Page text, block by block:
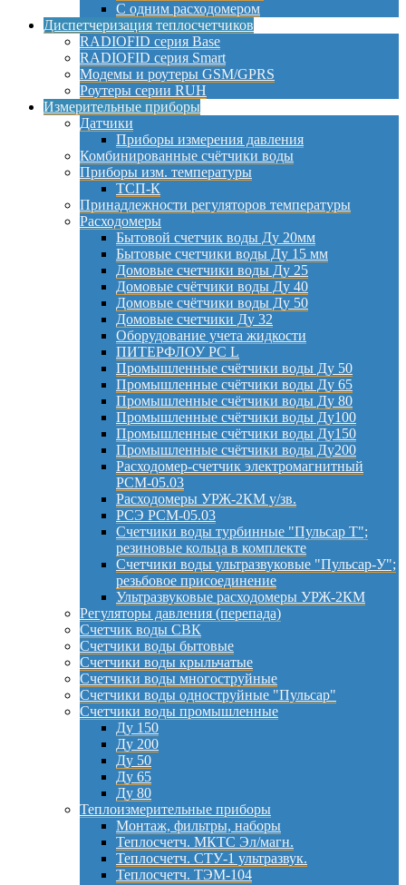
С одним расходомером
Диспетчеризация теплосчетчиков
RADIOFID серия Base
RADIOFID серия Smart
Модемы и роутеры GSM/GPRS
Роутеры серии RUH
Измерительные приборы
Датчики
Приборы измерения давления
Комбинированные счётчики воды
Приборы изм. температуры
ТСП-К
Принадлежности регуляторов температуры
Расходомеры
Бытовой счетчик воды Ду 20мм
Бытовые счетчики воды Ду 15 мм
Домовые счетчики воды Ду 25
Домовые счётчики воды Ду 40
Домовые счётчики воды Ду 50
Домовые счетчики Ду 32
Оборудование учета жидкости
ПИТЕРФЛОУ РС L
Промышленные счётчики воды Ду 50
Промышленные счётчики воды Ду 65
Промышленные счётчики воды Ду 80
Промышленные счётчики воды Ду100
Промышленные счётчики воды Ду150
Промышленные счётчики воды Ду200
Расходомер-счетчик электромагнитный
РСМ-05.03
Расходомеры УРЖ-2КМ у/зв.
РСЭ РСМ-05.03
Счетчики воды турбинные "Пульсар Т";
резиновые кольца в комплекте
Счетчики воды ультразвуковые "Пульсар-У";
резьбовое присоединение
Ультразвуковые расходомеры УРЖ-2КМ
Регуляторы давления (перепада)
Счетчик воды СВК
Счетчики воды бытовые
Счетчики воды крыльчатые
Счетчики воды многоструйные
Счетчики воды одноструйные "Пульсар"
Счетчики воды промышленные
Ду 150
Ду 200
Ду 50
Ду 65
Ду 80
Теплоизмерительные приборы
Монтаж, фильтры, наборы
Теплосчетч. МКТС Эл/магн.
Теплосчетч. СТУ-1 ультразвук.
Теплосчетч. ТЭМ-104